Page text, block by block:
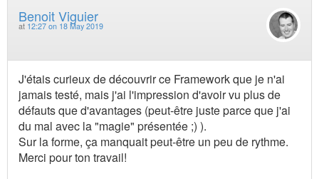
Benoit Viguier
at 12:27 on 18 May 2019
J'étais curieux de découvrir ce Framework que je n'ai
jamais testé, mais j'ai l'impression d'avoir vu plus de
défauts que d'avantages (peut-être juste parce que j'ai
du mal avec la "magie" présentée ;) ).
Sur la forme, ça manquait peut-être un peu de rythme.
Merci pour ton travail!